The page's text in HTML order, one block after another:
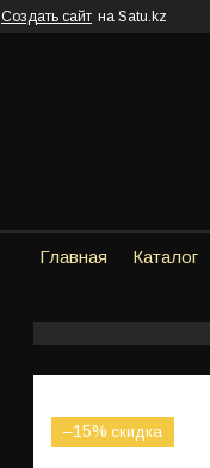
Создать сайт на Satu.kz
Главная Каталог
–15%